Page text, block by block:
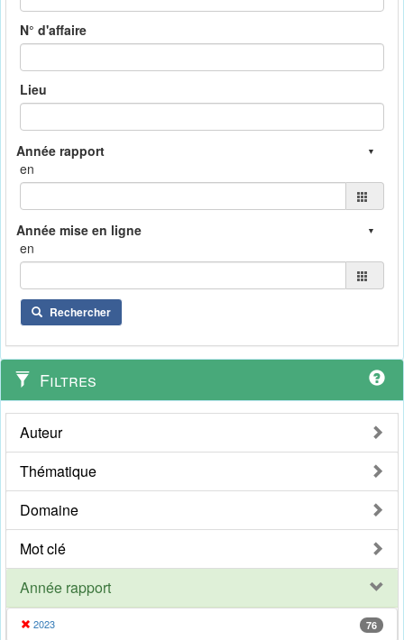
N° d'affaire
Lieu
en
en
Rechercher
Filtres
Auteur
Thématique
Domaine
Mot clé
Année rapport
2023 76